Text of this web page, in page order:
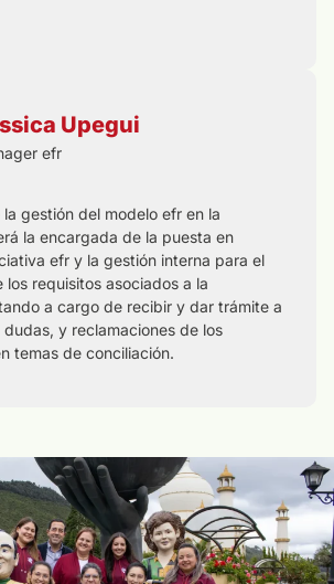
Upegui
efr
gestión del modelo efr en la
la encargada de la puesta en
efr y la gestión interna para el
los requisitos asociados a la
a cargo de recibir y dar trámite a
dudas, y reclamaciones de los
temas de conciliación.